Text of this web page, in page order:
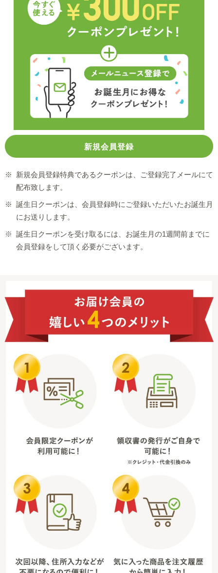
※
新規会員登録特典であるクーポンは、ご登録完了メールにて
配布致します。
※ 誕生日クーポンは、会員登録時にご登録いただいたお誕生月
にお送りします。
※ 誕生日クーポンを受け取るには、お誕生月の1週間前までに
会員登録をして頂く必要がございます。